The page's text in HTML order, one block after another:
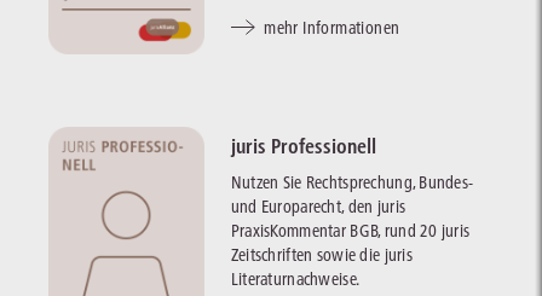
mehr Informationen
juris Professionell
Nutzen Sie Rechtsprechung, Bundes-
und Europarecht, den juris
PraxisKommentar BGB, rund 20 juris
Zeitschriften sowie die juris
Literaturnachweise.